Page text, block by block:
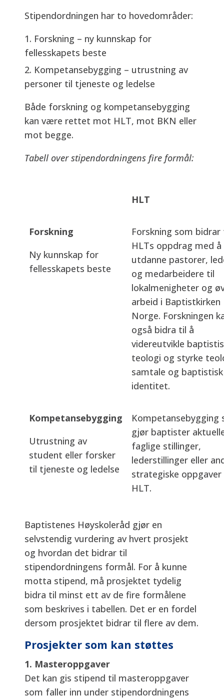
Stipendordningen har to hovedområder:
Forskning – ny kunnskap for
fellesskapets beste
Kompetansebygging – utrustning av
personer til tjeneste og ledelse
Både forskning og kompetansebygging
kan være rettet mot HLT, mot BKN eller
mot begge.
Tabell over stipendordningens fire formål:
HLT
Forskning
Ny kunnskap for
fellesskapets beste
Forskning som bidrar
HLTs oppdrag med å
utdanne pastorer,
og medarbeidere til
lokalmenigheter og
arbeid i Baptistkirken
Norge. Forskningen
også bidra til å
videreutvikle
teologi og styrke
samtale og baptistisk
identitet.
Kompetansebygging
Utrustning av
student eller forsker
til tjeneste og ledelse
Kompetansebygging
gjør baptister
faglige stillinger,
lederstillinger eller
strategiske oppgaver
HLT.
Baptistenes Høyskoleråd gjør en
selvstendig vurdering av hvert prosjekt
og hvordan det bidrar til
stipendordningens formål. For å kunne
motta stipend, må prosjektet tydelig
bidra til minst ett av de fire formålene
som beskrives i tabellen. Det er en fordel
dersom prosjektet bidrar til flere av dem.
Prosjekter som kan støttes
1. Masteroppgaver
Det kan gis stipend til masteroppgaver
som faller inn under stipendordningens